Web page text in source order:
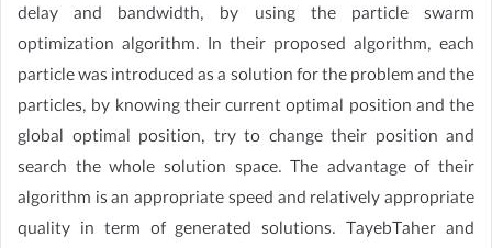
delay and bandwidth, by using the particle swarm
optimization algorithm. In their proposed algorithm, each
particle was introduced as a solution for the problem and the
particles, by knowing their current optimal position and the
global optimal position, try to change their position and
search the whole solution space. The advantage of their
algorithm is an appropriate speed and relatively appropriate
quality in term of generated solutions. TayebTaher and